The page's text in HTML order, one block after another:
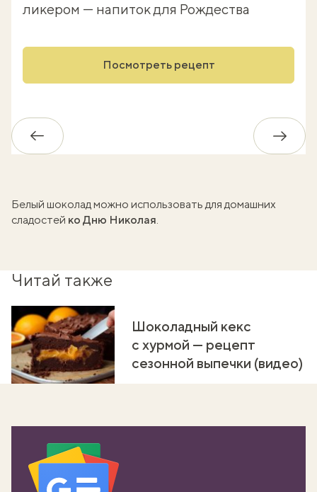
ликером — напиток для Рождества
Посмотреть рецепт
Обратно
Белый шоколад можно использовать длядомашних
сладостей ко Дню Николая.
Читай также
Шоколадный кекс
с хурмой — рецепт
сезонной выпечки (видео)